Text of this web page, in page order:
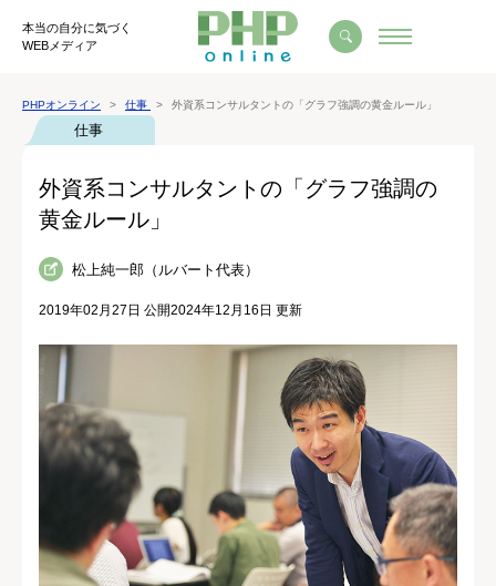
本当の自分に気づく
WEBメディア
PHPオンライン 仕事 外資系コンサルタントの「グラフ強調の黄金ルール」
仕事
外資系コンサルタントの「グラフ強調の
黄金ルール」
松上純一郎（ルバート代表）
2019年02月27日 公開2024年12月16日 更新